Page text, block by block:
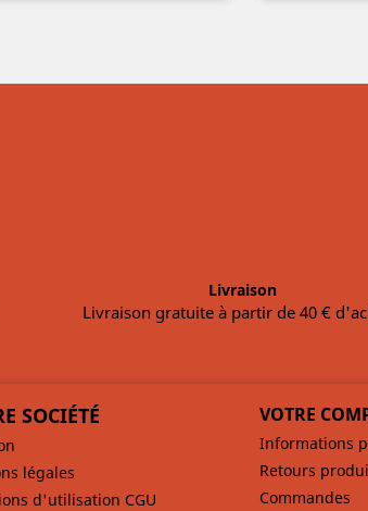
Livraison
Livraison gratuite à partir de 40 €
SOCIÉTÉ
légales
d'utilisation CGU
VOTRE
Informations
Retours
Commandes